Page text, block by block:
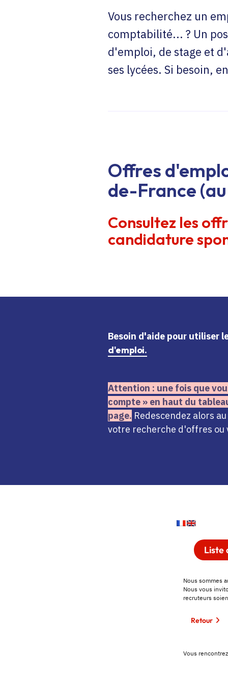
Vous recherchez un
comptabilité... ? Un
d'emploi, de stage et
ses lycées. Si besoin,
Offres
de-France
Consultez les
candidature
Besoin d'aide pour utiliser
d'emploi.
Attention : une fois que
compte » en haut du
page. Redescendez alors
votre recherche d'offres ou